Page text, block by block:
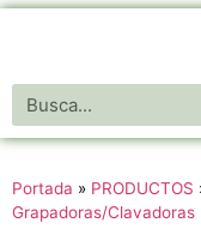
Portada » PRODUCTOS
Grapadoras/Clavadoras